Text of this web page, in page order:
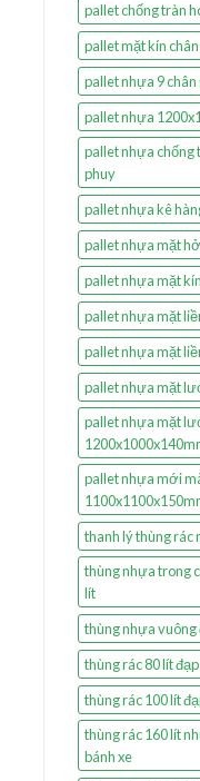
pallet chống tràn
pallet mặt kín chân
pallet nhựa 9 chân
pallet nhựa
pallet nhựa chống
phuy
pallet nhựa kê
pallet nhựa mặt
pallet nhựa mặt
pallet nhựa mặt
pallet nhựa mặt
pallet nhựa mặt
pallet nhựa mặt
pallet nhựa mới
thanh lý thùng rác
thùng nhựa trong
lít
thùng nhựa vuông
thùng rác 80 lít
thùng rác 100 lít
thùng rác 160 lít
bánh xe